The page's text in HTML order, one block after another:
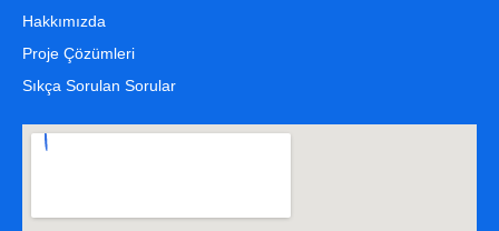
Hakkımızda
Proje Çözümleri
Sıkça Sorulan Sorular